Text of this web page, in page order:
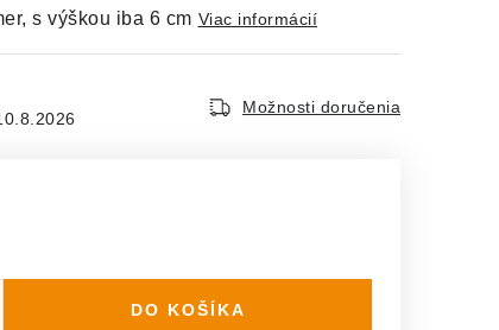
s výškou iba 6 cm Viac informácií
Možnosti doručenia
DO KOŠÍKA